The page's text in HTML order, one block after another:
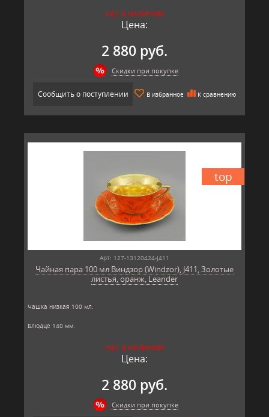
Материал: твёрдый фарфор, позолота
Производитель: Leander, Чехия.
НЕТ В НАЛИЧИИ
Цена:
2 880 руб.
Скидки при покупке
Сообщить о поступлении В избранное К сравнению
top
Арт: 127-13120424-J411
Чайная пара 100 мл Виндзор (Windzor), J411, Золотые
листья, оранж, Leander
Чашка низкая 100 мл.
Блюдце 140 мм.
Материал: твёрдый фарфор, позолота
Производитель: Leander, Чехия.
НЕТ В НАЛИЧИИ
Цена:
2 880 руб.
Скидки при покупке